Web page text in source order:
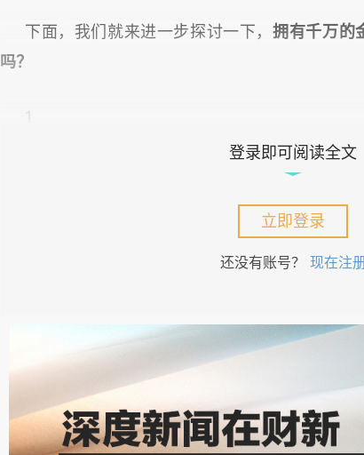
下面，我们就来进一步探讨一下，拥有千万的
吗？
1
让我们从经典的“财富自由”定义开始讨论，当财
的时候，我们就不需要为工作而担心、
假设将这
万进行稳健的资产配置（如国
当前的低利率环境，保守估计长期年化收益率可以
下：
登录即可阅读全文
立即登录
还没有账号？ 现在注